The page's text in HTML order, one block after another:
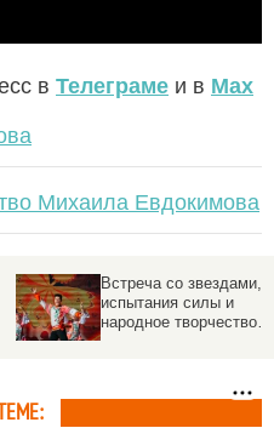
в Телеграме и в Max
Михаила Евдокимова
Встреча со звездами,
испытания силы и
народное творчество.